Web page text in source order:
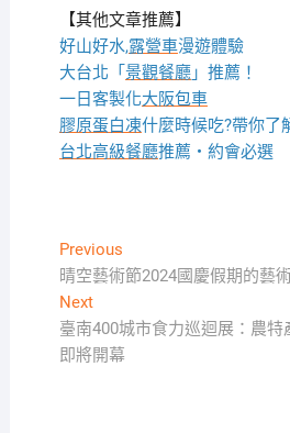
【其他文章推薦】
好山好水,露營車漫遊體驗
大台北「 景觀餐廳」推薦！
一日客製化大阪包車
膠原蛋白凍什麼時候吃?帶你了
台北高級餐廳推薦・約會必選
文
章
導
覽
PreviousPrevious
post:
晴空藝術節2024國慶假期的藝
NextNext
post:
臺南400城市食力巡迴展：農
即將開幕